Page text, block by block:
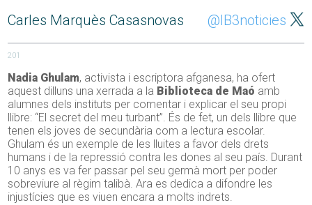
Carles Marquès Casasnovas @IB3noticies
201
Nadia Ghulam, activista i escriptora afganesa, ha ofert
aquest dilluns una xerrada a la Biblioteca de Maó amb
alumnes dels instituts per comentar i explicar el seu propi
llibre: “El secret del meu turbant”. És de fet, un dels llibre que
tenen els joves de secundària com a lectura escolar.
Ghulam és un exemple de les lluites a favor dels drets
humans i de la repressió contra les dones al seu país. Durant
10 anys es va fer passar pel seu germà mort per poder
sobreviure al règim talibà. Ara es dedica a difondre les
injustícies que es viuen encara a molts indrets.